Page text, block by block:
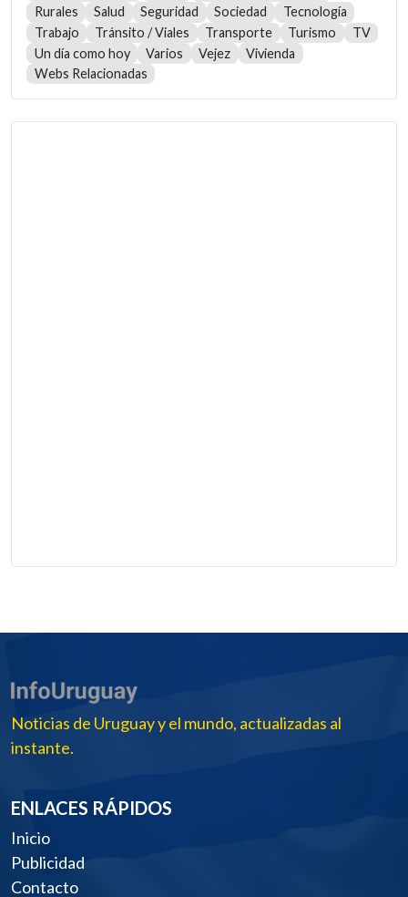
Rurales
Salud Seguridad Sociedad
Tecnología
Trabajo
Tránsito / Viales Transporte Turismo
TV
Un día como hoy
Varios Vejez
Vivienda
Webs Relacionadas
Noticias de Uruguay y el mundo, actualizadas al
instante.
ENLACES RÁPIDOS
Inicio
Publicidad
Contacto